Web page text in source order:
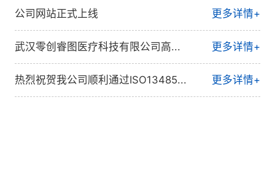
公司网站正式上线 更多详情+
武汉零创睿图医疗科技有限公司高... 更多详情+
热烈祝贺我公司顺利通过ISO13485... 更多详情+